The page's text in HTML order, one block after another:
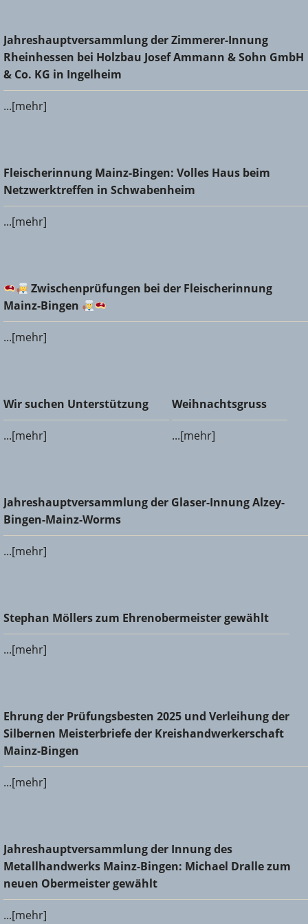
Jahreshauptversammlung der Zimmerer-Innung
Rheinhessen bei Holzbau Josef Ammann & Sohn GmbH &
Co. KG in Ingelheim
Jahreshauptversammlung der Zimmerer-Innung
Rheinhessen bei Holzbau Josef Ammann & Sohn GmbH
& Co. KG in Ingelheim
...[mehr]
Fleischerinnung Mainz-Bingen: Volles Haus beim
Netzwerktreffen in Schwabenheim
Fleischerinnung Mainz-Bingen: Volles Haus beim
Netzwerktreffen in Schwabenheim
...[mehr]
Zwischenprüfungen bei der Fleischerinnung Mainz-
Bingen
Zwischenprüfungen bei der Fleischerinnung
Mainz-Bingen
...[mehr]
Wir suchen Unterstützung
Wir suchen Unterstützung
...[mehr]
Weihnachtsgruss
Weihnachtsgruss
...[mehr]
Jahreshauptversammlung der Glaser-Innung Alzey-Bingen-
Mainz-Worms
Jahreshauptversammlung der Glaser-Innung Alzey-
Bingen-Mainz-Worms
...[mehr]
Stephan Möllers zum Ehrenobermeister gewählt
Stephan Möllers zum Ehrenobermeister gewählt
...[mehr]
Ehrung der Prüfungsbesten 2025 und Verleihung der
Silbernen Meisterbriefe der Kreishandwerkerschaft Mainz-
Bingen
Ehrung der Prüfungsbesten 2025 und Verleihung der
Silbernen Meisterbriefe der Kreishandwerkerschaft
Mainz-Bingen
...[mehr]
Jahreshauptversammlung der Innung des
Metallhandwerks Mainz-Bingen: Michael Dralle zum neuen
Obermeister gewählt
Jahreshauptversammlung der Innung des
Metallhandwerks Mainz-Bingen: Michael Dralle zum
neuen Obermeister gewählt
...[mehr]